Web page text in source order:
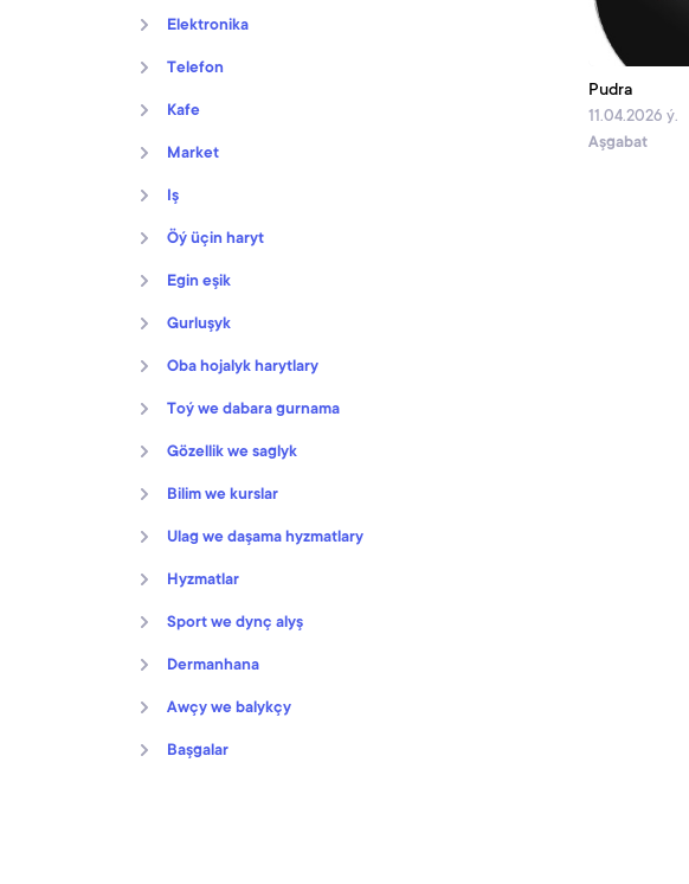
Elektronika
Telefon
Kafe
Market
Iş
Öý üçin haryt
Egin eşik
Gurluşyk
Oba hojalyk harytlary
Toý we dabara gurnama
Gözellik we saglyk
Bilim we kurslar
Ulag we daşama hyzmatlary
Hyzmatlar
Sport we dynç alyş
Dermanhana
Awçy we balykçy
Başgalar
Pudra
11.04.2026 ý.
Aşgabat